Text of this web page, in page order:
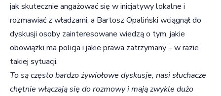
jak skutecznie angażować się w inicjatywy lokalne i
rozmawiać z władzami, a Bartosz Opaliński wciągnął do
dyskusji osoby zainteresowane wiedzą o tym, jakie
obowiązki ma policja i jakie prawa zatrzymany – w razie
takiej sytuacji.
To są często bardzo żywiołowe dyskusje, nasi słuchacze
chętnie włączają się do rozmowy i mają zwykle dużo